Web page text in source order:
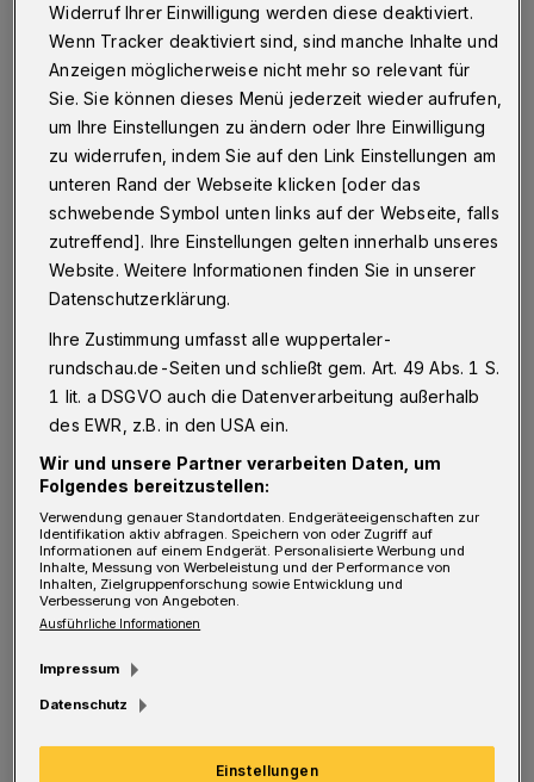
umgehend auf den Weg gebracht werden.
Nach der Änderung der Benennung der
Mohrenstraße möchte ich in diesem
Zusammenhang folgende weitere
Straßennamen dringend zur Umbenennung
empfehlen:
Adolfstraße – weil eine direkte gedankliche
Eichmann entsteht.
Alfredstraße – hier zu Alfred Rosenberg.
Ernststraße – Verbindung zu Ernst Röhm.
Heinrichstraße – hier liegt die Verbindung zu
Himmler mehr als nahe.
Hermannstraße und auch Hermannshöhe –
Göring ist sogar zweimal in Straßennamen
erwähnt.
Widerruf Ihrer Einwilligung werden diese deaktiviert.
Wenn Tracker deaktiviert sind, sind manche Inhalte und
Anzeigen möglicherweise nicht mehr so relevant für
Sie. Sie können dieses Menü jederzeit wieder aufrufen,
um Ihre Einstellungen zu ändern oder Ihre Einwilligung
zu widerrufen, indem Sie auf den Link Einstellungen am
unteren Rand der Webseite klicken [oder das
schwebende Symbol unten links auf der Webseite, falls
zutreffend]. Ihre Einstellungen gelten innerhalb unseres
Website. Weitere Informationen finden Sie in unserer
Datenschutzerklärung.
Ihre Zustimmung umfasst alle wuppertaler-
rundschau.de-Seiten und schließt gem. Art. 49 Abs. 1 S.
1 lit. a DSGVO auch die Datenverarbeitung außerhalb
des EWR, z.B. in den USA ein.
Wir und unsere Partner verarbeiten Daten, um
Folgendes bereitzustellen:
Verwendung genauer Standortdaten. Endgeräteeigenschaften zur
Identifikation aktiv abfragen. Speichern von oder Zugriff auf
Informationen auf einem Endgerät. Personalisierte Werbung und
Inhalte, Messung von Werbeleistung und der Performance von
Inhalten, Zielgruppenforschung sowie Entwicklung und
Verbesserung von Angeboten.
Ausführliche Informationen
Impressum
Datenschutz
Einstellungen